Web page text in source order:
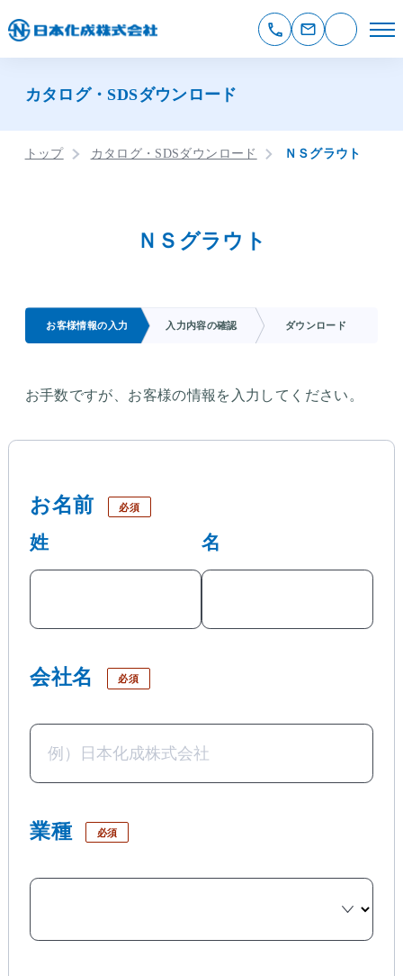
カタログ・SDSダウンロード
トップ カタログ・SDSダウンロード ＮＳグラウト
ＮＳグラウト
お客様情報の入力 入力内容の確認 ダウンロード
お手数ですが、お客様の情報を入力してください。
お名前 必須
姓 名
会社名 必須
業種 必須